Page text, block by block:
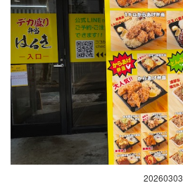
20260303